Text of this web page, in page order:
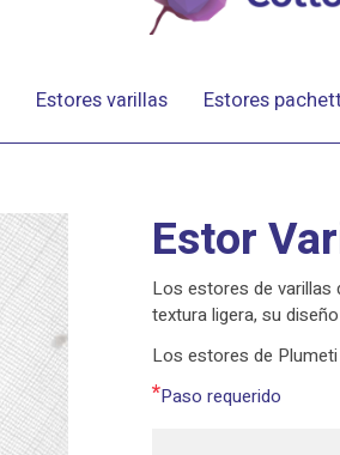
Estores varillas Estores
Estor
Los estores de varillas
textura ligera, su
Los estores de
*Paso requerido